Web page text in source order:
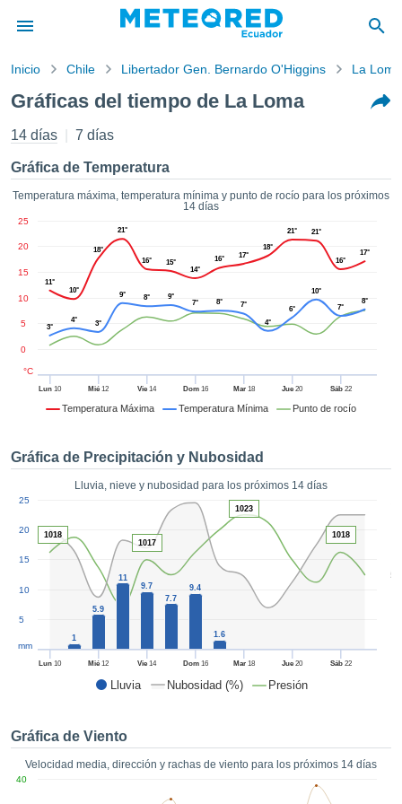
de
ha
por
para
que la
calidad.
a este
forma
digital
basada
permite
sin coste.
la
ya sean
en
así como
un perfil
CONTINUAR
CONFIGURACIÓN
Inicio Chile Libertador Gen. Bernardo O'Higgins La Loma
Gráficas del tiempo de La Loma
14 días 7 días
Gráfica de Temperatura
Temperatura máxima, temperatura mínima y punto de rocío para los próximos
14 días
Temperatura Máxima Temperatura Mínima Punto de rocío
Lun 10 Mié 12 Vie 14 Dom16 Mar18 Jue 20 Sáb22
0
5
10
15
20
25
°C
11°
10°
18°
21°
16°
15°
14°
16° 17°
18°
21° 21°
16°
17°
3°
4° 3°
9° 8° 9°
7° 8° 7°
4°
6°
10°
7°
8°
Gráfica de Precipitación y Nubosidad
Lluvia, nieve y nubosidad para los próximos 14 días
Lluvia Nubosidad (%) Presión
50
Lun 10 Mié 12 Vie 14 Dom16 Mar18 Jue 20 Sáb22
5
10
15
20
25
mm
1
5.9
11
9.7
7.7
9.4
1.6
1018
1017
1023
1018
Gráfica de Viento
Velocidad media, dirección y rachas de viento para los próximos 14 días
40